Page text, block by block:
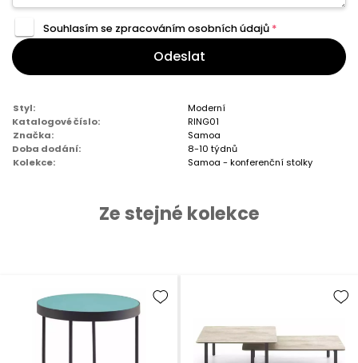
Souhlasím se zpracovánímosobních údajů *
Odeslat
Styl:
Moderní
Katalogové číslo:
RING01
Značka:
Samoa
Doba dodání:
8-10 týdnů
Kolekce:
Samoa - konferenční stolky
Ze stejné kolekce